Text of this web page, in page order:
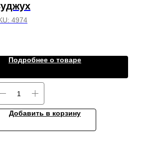
4974
Подробнее о товаре
Добавить в корзину